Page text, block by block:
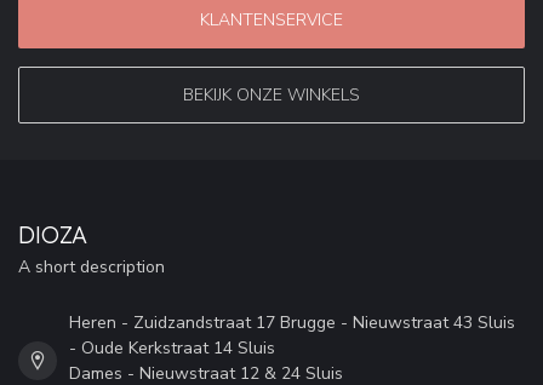
KLANTENSERVICE
BEKIJK ONZE WINKELS
DIOZA
A short description
Heren - Zuidzandstraat 17 Brugge - Nieuwstraat 43 Sluis
- Oude Kerkstraat 14 Sluis
Dames - Nieuwstraat 12 & 24 Sluis